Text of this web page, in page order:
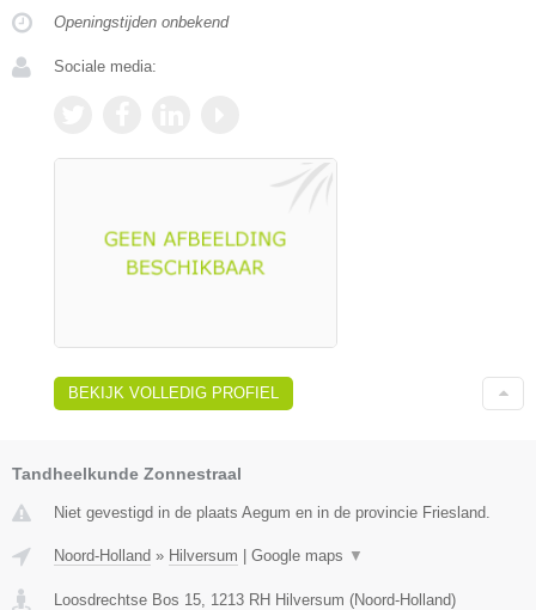
Openingstijden onbekend
Sociale media:
BEKIJK VOLLEDIG PROFIEL
Tandheelkunde Zonnestraal
Niet gevestigd in de plaats Aegum en in de provincie Friesland.
Noord-Holland » Hilversum Google maps ▼
Loosdrechtse Bos 15 1213 RH Hilversum (Noord-Holland)